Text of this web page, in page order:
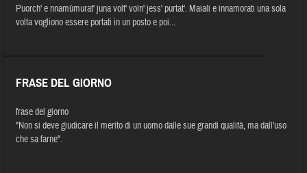
Puorch' e nnamùmurat' juna volt' voln' jess' purtat'. Maiali e innamorati una sola
volta vogliono essere portati in un posto e poi...
FRASE DEL GIORNO
frase del giorno
"Non si deve giudicare il merito di un uomo dalle sue grandi qualità, ma dall'uso
che sa farne".